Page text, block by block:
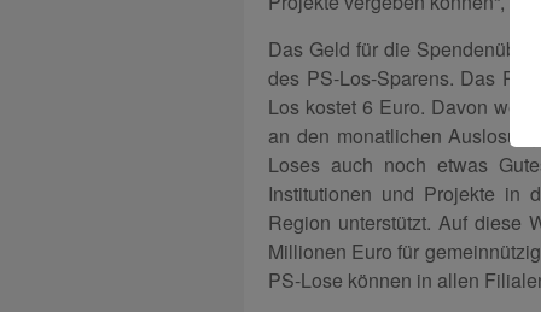
Das Geld für die
des PS-Los-Sparens. Das PS-
Los kostet 6 Euro. Davon
an den monatlichen
Loses auch noch etwas
Institutionen und Projekte in
Region unterstützt. Auf diese
Millionen Euro für
PS-Lose können in allen